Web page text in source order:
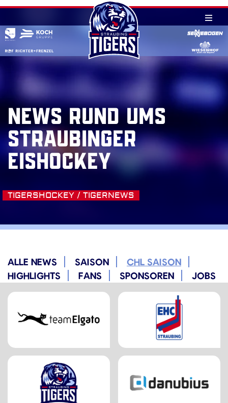
Skip
content
NEWS RUND UMS
STRAUBINGER
EISHOCKEY
TIGERSHOCKEY / TIGERNEWS
ALLE NEWS SAISON
CHL SAISON
HIGHLIGHTS
FANS SPONSOREN JOBS